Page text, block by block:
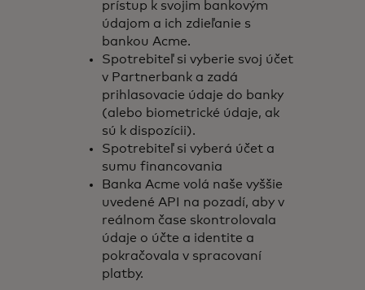
prístup k svojim bankovým
údajom a ich zdieľanie s
bankou Acme.
Spotrebiteľ si vyberie svoj účet
v Partnerbank a zadá
prihlasovacie údaje do banky
(alebo biometrické údaje, ak
sú k dispozícii).
Spotrebiteľ si vyberá účet a
sumu financovania
Banka Acme volá naše vyššie
uvedené API na pozadí, aby v
reálnom čase skontrolovala
údaje o účte a identite a
pokračovala v spracovaní
platby.